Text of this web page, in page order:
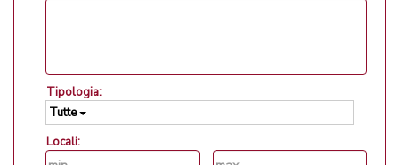
Tipologia:
Tutte
Locali: